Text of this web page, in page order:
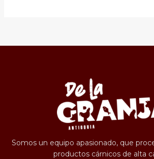
Somos un equipo apasionado, que
productos cárnicos de alta